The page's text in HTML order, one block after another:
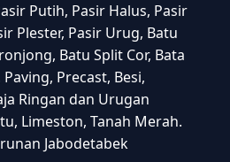
Putih, Pasir Halus, Pasir
Plester, Pasir Urug, Batu
Batu Split Cor, Bata
Precast, Besi,
Ringan dan Urugan
Limeston, Tanah Merah.
Jabodetabek